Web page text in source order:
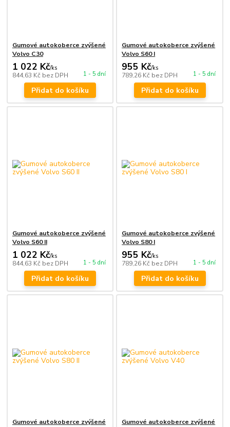
Gumové autokoberce zvýšené
Volvo C30
1 022 Kč/ks
844,63 Kč bez DPH 1 - 5 dní
Přidat do košíku
Gumové autokoberce zvýšené
Volvo S60 I
955 Kč/ks
789,26 Kč bez DPH 1 - 5 dní
Přidat do košíku
Gumové autokoberce zvýšené
Volvo S60 II
1 022 Kč/ks
844,63 Kč bez DPH 1 - 5 dní
Přidat do košíku
Gumové autokoberce zvýšené
Volvo S80 I
955 Kč/ks
789,26 Kč bez DPH 1 - 5 dní
Přidat do košíku
Gumové autokoberce zvýšené
Gumové autokoberce zvýšené